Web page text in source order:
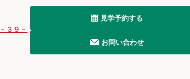
３９－
見学予約する
お問い合わせ